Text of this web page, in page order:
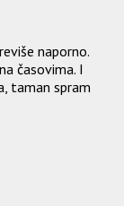
naporno.
časovima. I
taman spram